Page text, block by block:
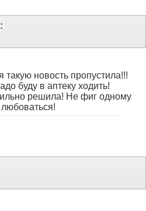
такую новость пропустила!!!
буду в аптеку ходить!
решила! Не фиг одному